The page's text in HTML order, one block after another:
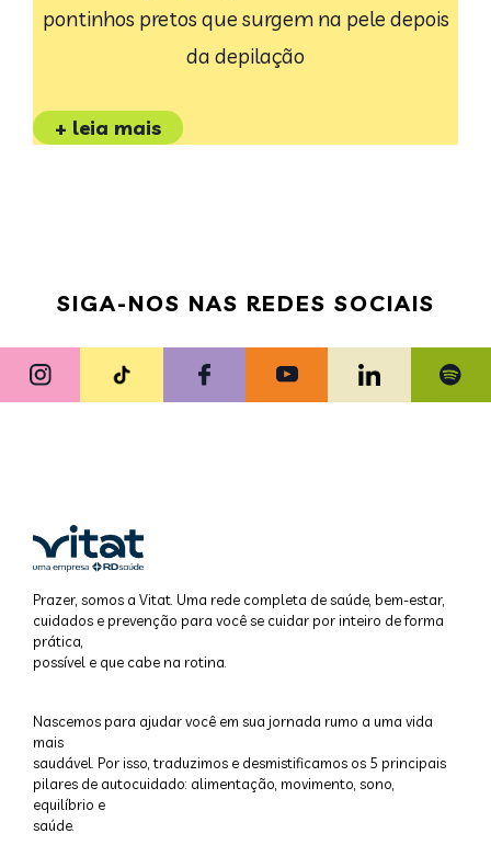
pontinhos pretos que surgem na pele depois
da depilação
+ leia mais
SIGA-NOS NAS REDES SOCIAIS
Prazer, somos a Vitat. Uma rede completa de saúde, bem-estar,
cuidados e prevenção para você se cuidar por inteiro de forma
prática,
possível e que cabe na rotina.
Nascemos para ajudar você em sua jornada rumo a uma vida
mais
saudável. Por isso, traduzimos e desmistificamos os 5 principais
pilares de autocuidado: alimentação, movimento, sono,
equilíbrio e
saúde.